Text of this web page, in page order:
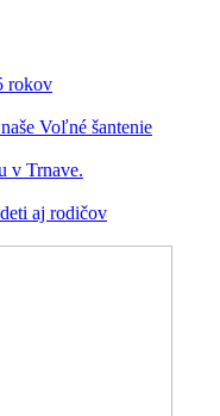
rokov
Voľné šantenie
v Trnave.
aj rodičov